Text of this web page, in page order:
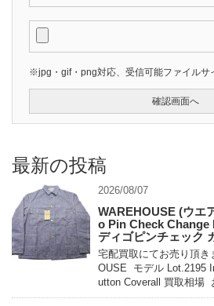
※jpg・gif・png対応、受信可能ファイルサ
最新の投稿
2026/08/07
WAREHOUSE (ウエ
o Pin Check
ディゴピンチェック
宅配買取にてお売り頂
OUSE モデル Lot.2195
utton Coverall 買取相場
態 未使用 […]